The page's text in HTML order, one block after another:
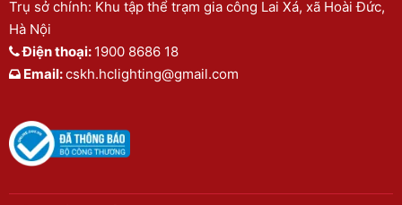
Trụ sở chính: Khu tập thể trạm gia công Lai Xá, xã Hoài Đức,
Hà Nội
Điện thoại: 1900 8686 18
Email:cskh.hclighting@gmail.com